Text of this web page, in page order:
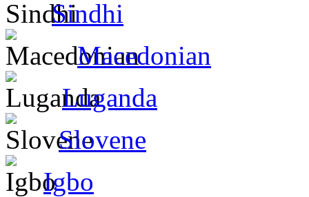
Sindhi
Macedonian
Luganda
Slovene
Igbo